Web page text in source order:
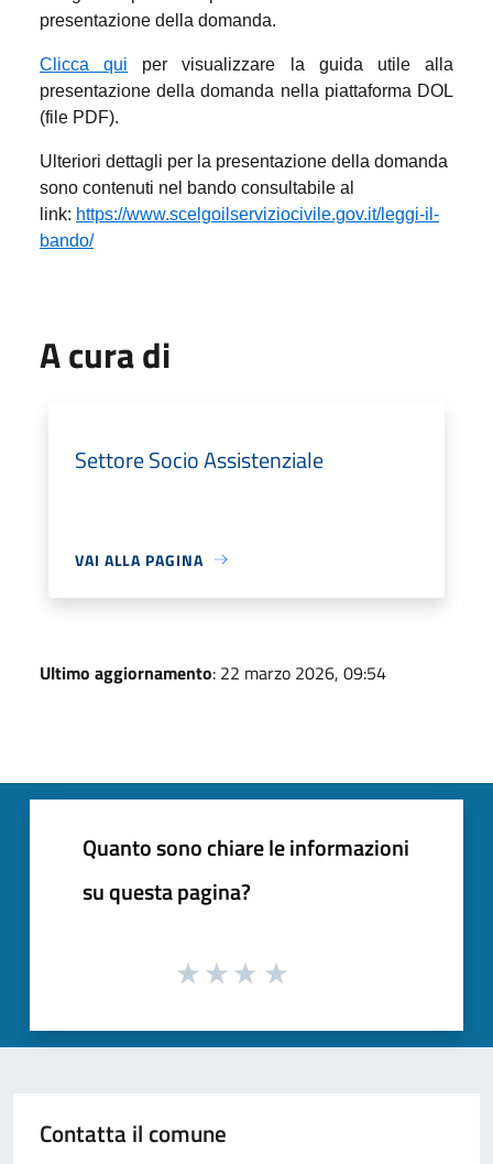
presentazione della domanda.
Clicca qui per visualizzare la guida utile alla
presentazione della domanda nella piattaforma DOL
(file PDF).
Ulteriori dettagli per la presentazione della domanda
sono contenuti nel bando consultabile al
link: https://www.scelgoilserviziocivile.gov.it/leggi-il-
bando/
A cura di
Settore Socio Assistenziale
VAI ALLA PAGINA
Ultimo aggiornamento: 22 marzo 2026, 09:54
Quanto sono chiare le informazioni
su questa pagina?
Contatta il comune